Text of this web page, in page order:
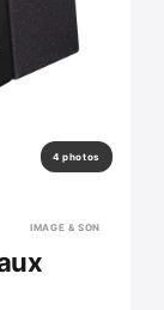
4 photos
IMAGE & SON